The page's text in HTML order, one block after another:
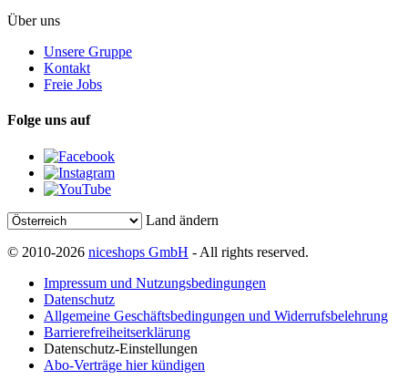
Über uns
Unsere Gruppe
Kontakt
Freie Jobs
Folge uns auf
Land ändern
© 2010-2026 niceshops GmbH - All rights reserved.
Impressum und Nutzungsbedingungen
Datenschutz
Allgemeine Geschäftsbedingungen und Widerrufsbelehrung
Barrierefreiheitserklärung
Datenschutz-Einstellungen
Abo-Verträge hier kündigen